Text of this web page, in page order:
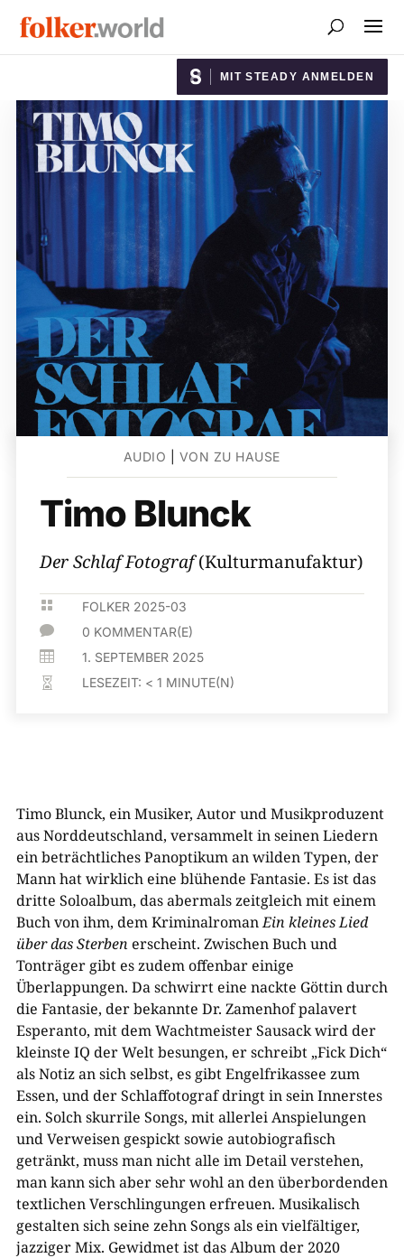
MIT STEADY ANMELDEN
AUDIO VON ZU HAUSE
Timo Blunck
Der Schlaf Fotograf(Kulturmanufaktur)
 FOLKER 2025-03
 0 KOMMENTAR(E)
 1. SEPTEMBER 2025
 LESEZEIT: < 1 MINUTE(N)
Timo Blunck, ein Musiker, Autor und Musikproduzent
aus Norddeutschland, versammelt in seinen Liedern
ein beträchtliches Panoptikum an wilden Typen, der
Mann hat wirklich eine blühende Fantasie. Es ist das
dritte Soloalbum, das abermals zeitgleich mit einem
Buch von ihm, dem KriminalromanEin kleines Lied
über das Sterben erscheint. Zwischen Buch und
Tonträger gibt es zudem offenbar einige
Überlappungen. Da schwirrt eine nackte Göttin durch
die Fantasie, der bekannte Dr. Zamenhof palavert
Esperanto, mit dem Wachtmeister Sausack wird der
kleinste IQ der Welt besungen, er schreibt „Fick Dich“
als Notiz an sich selbst, es gibt Engelfrikassee zum
Essen, und der Schlaffotograf dringt in sein Innerstes
ein. Solch skurrile Songs, mit allerlei Anspielungen
und Verweisen gespickt sowie autobiografisch
getränkt, muss man nicht alle im Detail verstehen,
man kann sich aber sehr wohl an den überbordenden
textlichen Verschlingungen erfreuen. Musikalisch
gestalten sich seine zehn Songs als ein vielfältiger,
jazziger Mix. Gewidmet ist das Album der 2020